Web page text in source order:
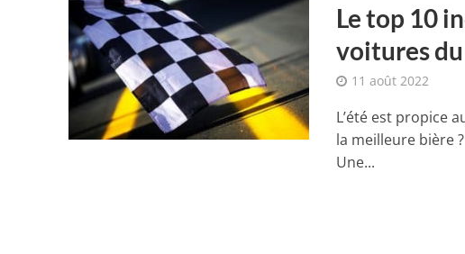
Le top 10
voitures
11 août 2022
L’été est propice
la meilleure bière
Une...